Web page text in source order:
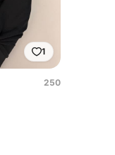
1
250